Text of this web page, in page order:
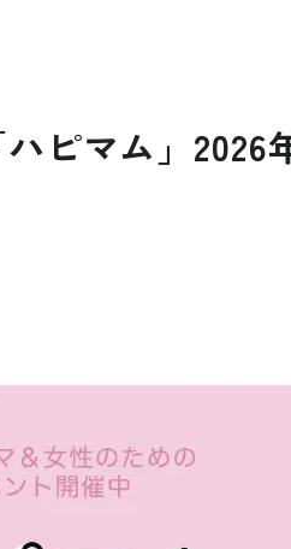
ピマム」2026